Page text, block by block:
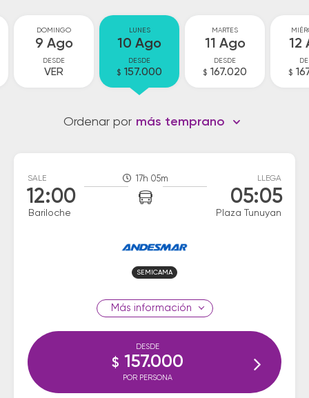
DOMINGO
9 Ago
DESDE
VER
LUNES
10 Ago
DESDE
$ 157.000
MARTES
11 Ago
DESDE
$ 167.020
12
$
Ordenar por más temprano
SALE
12:00
Bariloche
17h 05m LLEGA
05:05
Plaza Tunuyan
SEMICAMA
información
DESDE
$ 157.000
POR PERSONA